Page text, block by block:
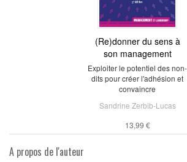
(Re)donner du sens à
son management
Exploiter le potentiel des non-
dits pour créer l'adhésion et
convaincre
Sandrine Zerbib-Lucas
13,99 €
A propos de l'auteur